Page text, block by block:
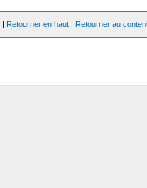
| Retourner en haut | Retourner au